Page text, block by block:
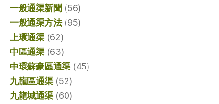
一般通渠新聞 (56)
一般通渠方法(95)
上環通渠(62)
中區通渠(63)
中環蘇豪區通渠 (45)
九龍區通渠(52)
九龍城通渠(60)